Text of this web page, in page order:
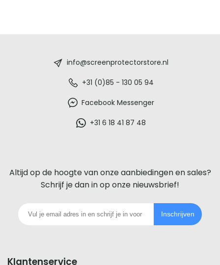
voor
iedere
telefoon
info@screenprotectorstore.nl
+31 (0)85 - 130 05 94
Facebook Messenger
+31 6 18 41 87 48
Altijd op de hoogte van onze aanbiedingen en sales?
Schrijf je dan in op onze nieuwsbrief!
Inschrijven
Klantenservice